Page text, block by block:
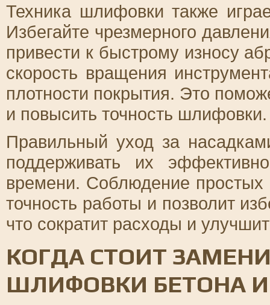
Техника шлифовки также
Избегайте чрезмерного
привести к быстрому износу
скорость вращения
плотности покрытия. Это
и повысить точность шлифовки.
Правильный уход за
поддерживать их
времени. Соблюдение простых
точность работы и позволит
что сократит расходы и
КОГДА СТОИТ
ШЛИФОВКИ БЕТОНА